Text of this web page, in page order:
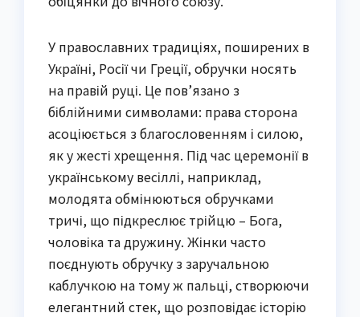
У православних традиціях, поширених в
Україні, Росії чи Греції, обручки носять
на правій руці. Це пов’язано з
біблійними символами: права сторона
асоціюється з благословенням і силою,
як у жесті хрещення. Під час церемонії в
українському весіллі, наприклад,
молодята обмінюються обручками
тричі, що підкреслює трійцю – Бога,
чоловіка та дружину. Жінки часто
поєднують обручку з заручальною
каблучкою на тому ж пальці, створюючи
елегантний стек, що розповідає історію